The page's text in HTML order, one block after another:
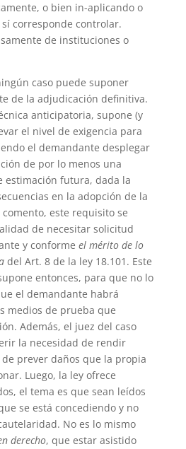
o bien in-aplicando o
corresponde controlar.
de instituciones o
caso puede suponer
de la adjudicación definitiva.
anticipatoria, supone (y
el nivel de exigencia para
el demandante desplegar
de por lo menos una
estimación futura, dada la
en la adopción de la
este requisito se
de necesitar solicitud
y conforme el mérito de lo
del Art. 8 de la ley 18.101. Este
entonces, para que no lo
el demandante habrá
medios de prueba que
Además, el juez del caso
la necesidad de rendir
prever daños que la propia
Luego, la ley ofrece
el tema es que sean leídos
se está concediendo y no
No es lo mismo
derecho, que estar asistido